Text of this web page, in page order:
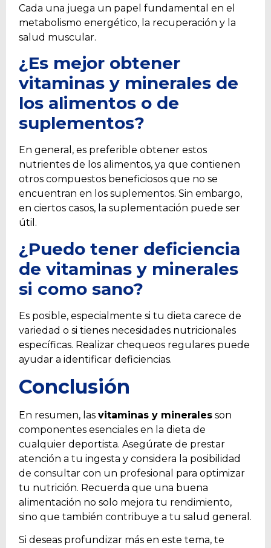
Cada una juega un papel fundamental en el
metabolismo energético, la recuperación y la
salud muscular.
¿Es mejor obtener
vitaminas y minerales de
los alimentos o de
suplementos?
En general, es preferible obtener estos
nutrientes de los alimentos, ya que contienen
otros compuestos beneficiosos que no se
encuentran en los suplementos. Sin embargo,
en ciertos casos, la suplementación puede ser
útil.
¿Puedo tener deficiencia
de vitaminas y minerales
si como sano?
Es posible, especialmente si tu dieta carece de
variedad o si tienes necesidades nutricionales
específicas. Realizar chequeos regulares puede
ayudar a identificar deficiencias.
Conclusión
En resumen, las vitaminas y minerales son
componentes esenciales en la dieta de
cualquier deportista. Asegúrate de prestar
atención a tu ingesta y considera la posibilidad
de consultar con un profesional para optimizar
tu nutrición. Recuerda que una buena
alimentación no solo mejora tu rendimiento,
sino que también contribuye a tu salud general.
Si deseas profundizar más en este tema, te